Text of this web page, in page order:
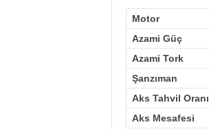
Motor
Azami Güç
Azami Tork
Şanzıman
Aks Tahvil Oranı
Aks Mesafesi